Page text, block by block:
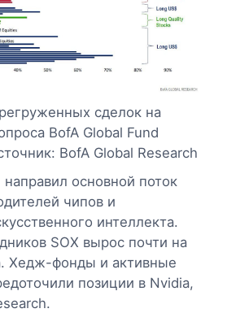
сделок на
BofA Global Fund
BofA Global Research
основной поток
чипов и
интеллекта.
SOX вырос почти на
Хедж-фонды и активные
позиции в Nvidia,